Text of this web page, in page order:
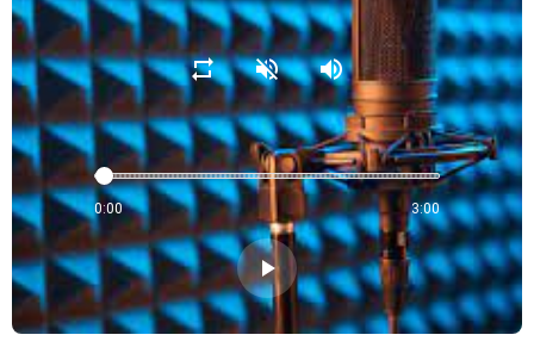
repeat volume_off volume_up
0:00 3:00
play_arrow